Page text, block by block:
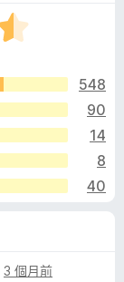
548
90
14
8
40
3 個月前